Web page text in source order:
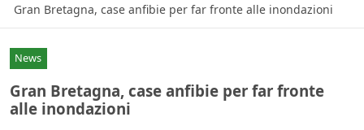
Gran Bretagna, case anfibie per far fronte alle inondazioni
News
Gran Bretagna, case anfibie per far fronte
alle inondazioni